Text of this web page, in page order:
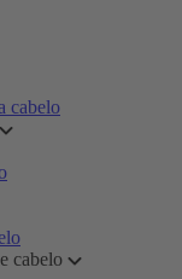
cabelo
cabelo